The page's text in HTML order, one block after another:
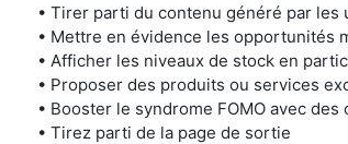
• Tirer parti du contenu généré par les
• Mettre en évidence les opportunités
• Afficher les niveaux de stock en
• Proposer des produits ou services
• Booster le syndrome FOMO avec
• Tirez parti de la page de sortie